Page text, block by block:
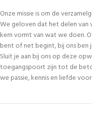
Onze missie is om de
We geloven dat het delen van
kern vormt van wat we doen.
bent of net begint, bij ons ben
Sluit je aan bij ons op deze
toegangspoort zijn tot de
we passie, kennis en liefde